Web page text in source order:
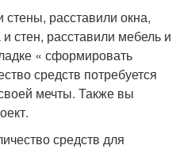
стены, расставили окна,
стен, расставили мебель и
« сформировать
средств потребуется
мечты. Также вы
средств для